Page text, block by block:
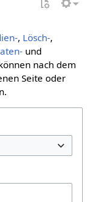
, Lösch-,
und
nach dem
Seite oder